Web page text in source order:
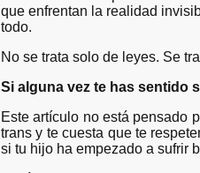
que enfrentan la realidad
todo.
No se trata solo de leyes. Se
Si alguna vez te has sentido
Este artículo no está pensado
trans y te cuesta que te
si tu hijo ha empezado a sufrir